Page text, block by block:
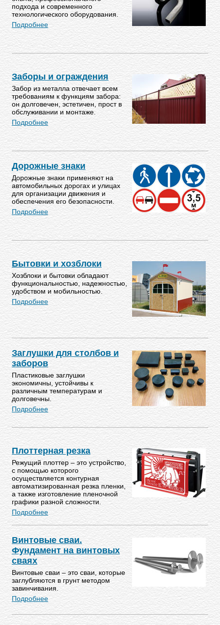
подхода и современного
технологического оборудования.
Подробнее
Заборы и ограждения
Забор из металла отвечает всем
требованиям к функциям забора:
он долговечен, эстетичен, прост в
обслуживании и монтаже.
Подробнее
Дорожные знаки
Дорожные знаки применяют на
автомобильных дорогах и улицах
для организации движения и
обеспечения его безопасности.
Подробнее
Бытовки и хозблоки
Хозблоки и бытовки обладают
функциональностью, надежностью,
удобством и мобильностью.
Подробнее
Заглушки для столбов и
заборов
Пластиковые заглушки
экономичны, устойчивы к
различным температурам и
долговечны.
Подробнее
Плоттерная резка
Режущий плоттер – это устройство,
с помощью которого
осуществляется контурная
автоматизированная резка пленки,
а также изготовление пленочной
графики разной сложности.
Подробнее
Винтовые сваи.
Фундамент на винтовых
сваях
Винтовые сваи – это сваи, которые
заглубляются в грунт методом
завинчивания.
Подробнее